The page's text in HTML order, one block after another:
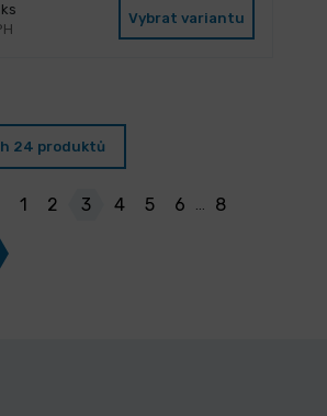
Vybrat variantu
24 produktů
1 2 3 4 5 6 … 8